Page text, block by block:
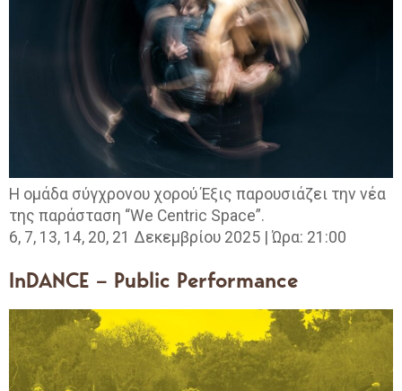
Η ομάδα σύγχρονου χορού Έξις παρουσιάζει την νέα
της παράσταση “We Centric Space”.
6, 7, 13, 14, 20, 21 Δεκεμβρίου 2025 | Ώρα: 21:00
InDANCE – Public Performance